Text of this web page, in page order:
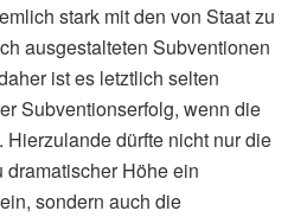
stark mit den von Staat zu
ausgestalteten Subventionen
ist es letztlich selten
Subventionserfolg, wenn die
dürfte nicht nur die
Höhe ein
sondern auch die